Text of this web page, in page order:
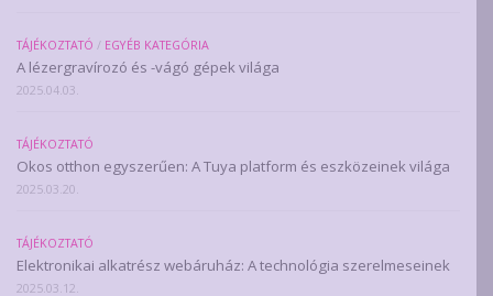
TÁJÉKOZTATÓ / EGYÉB KATEGÓRIA
A lézergravírozó és -vágó gépek világa
2025.04.03.
TÁJÉKOZTATÓ
Okos otthon egyszerűen: A Tuya platform és eszközeinek világa
2025.03.20.
TÁJÉKOZTATÓ
Elektronikai alkatrész webáruház: A technológia szerelmeseinek
2025.03.12.